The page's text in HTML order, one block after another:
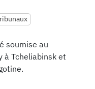
soumise au
à Tcheliabinsk et